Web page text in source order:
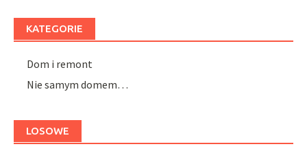
KATEGORIE
Dom i remont
Nie samym domem…
LOSOWE